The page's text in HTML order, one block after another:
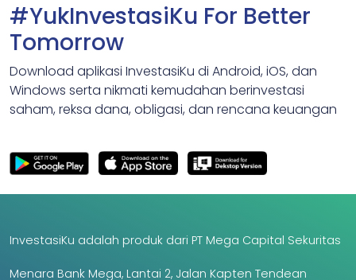
#YukInvestasiKu For Better
Tomorrow
Download aplikasi InvestasiKu di Android, iOS, dan
Windows serta nikmati kemudahan berinvestasi
saham, reksa dana, obligasi, dan rencana keuangan
InvestasiKu adalah produk dari PT Mega Capital Sekuritas
Menara Bank Mega, Lantai 2, Jalan Kapten Tendean